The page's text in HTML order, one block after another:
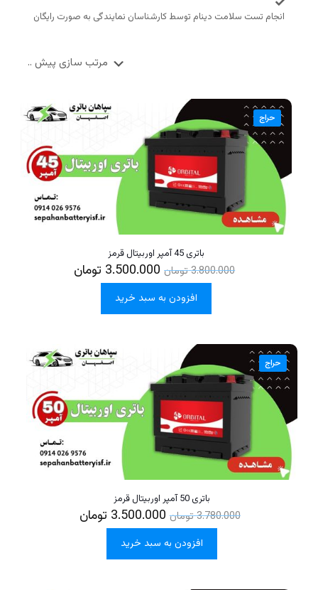
انجام تست سلامت دینام توسط کارشناسان نمایندگی به صورت رایگان
حراج
باتری 45 آمپر اوربیتال قرمز
3.800.000تومان 3.500.000 تومان
افزودن به سبد خرید
حراج
باتری 50 آمپر اوربیتال قرمز
3.780.000تومان 3.500.000 تومان
افزودن به سبد خرید